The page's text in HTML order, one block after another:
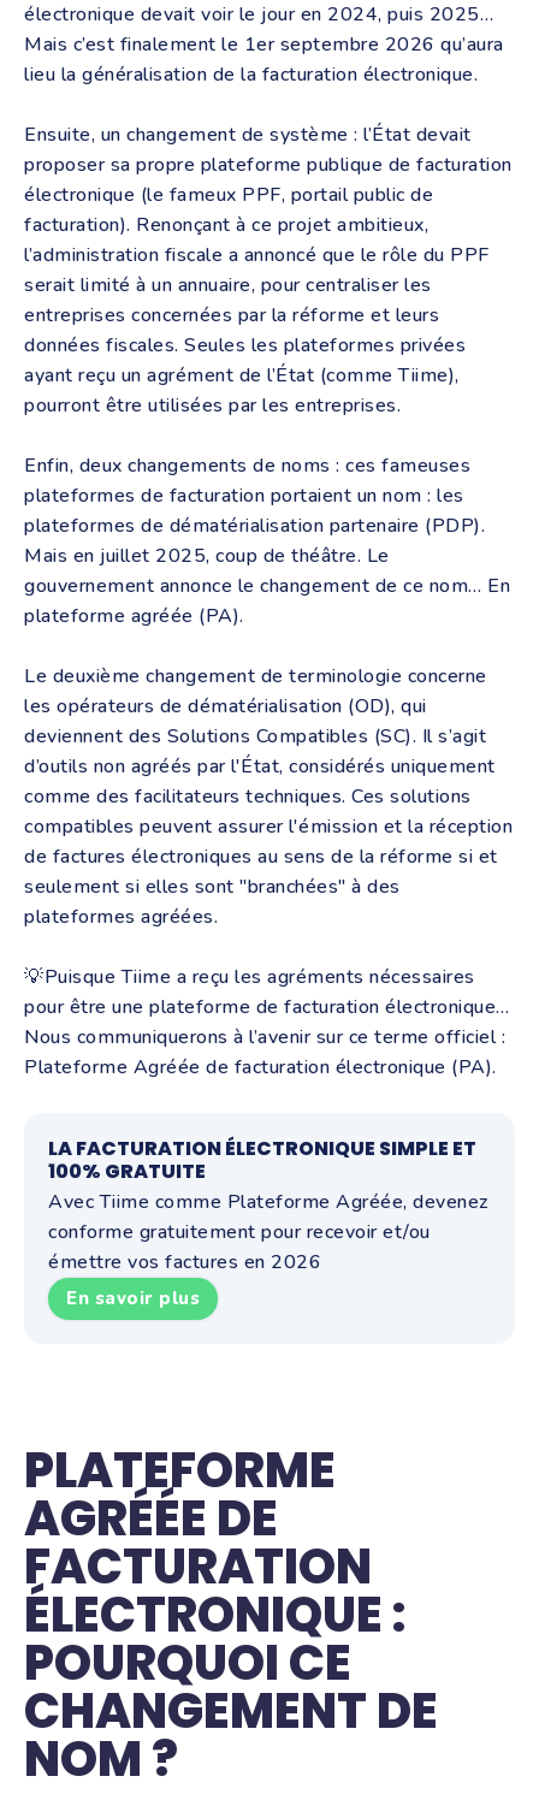
électronique devait voir le jour en 2024, puis 2025…
Mais c’est finalement le 1er septembre 2026 qu’aura
lieu la généralisation de la facturation électronique.
Ensuite, un changement de système : l’État devait
proposer sa propre plateforme publique de facturation
électronique (le fameux PPF, portail public de
facturation). Renonçant à ce projet ambitieux,
l’administration fiscale a annoncé que le rôle du PPF
serait limité à un annuaire, pour centraliser les
entreprises concernées par la réforme et leurs
données fiscales. Seules les plateformes privées
ayant reçu un agrément de l’État (comme Tiime),
pourront être utilisées par les entreprises.
Enfin, deux changements de noms : ces fameuses
plateformes de facturation portaient un nom : les
plateformes de dématérialisation partenaire (PDP).
Mais en juillet 2025, coup de théâtre. Le
gouvernement annonce le changement de ce nom… En
plateforme agréée (PA).
Le deuxième changement de terminologie concerne
les opérateurs de dématérialisation (OD), qui
deviennent des Solutions Compatibles (SC). Il s’agit
d’outils non agréés par l'État, considérés uniquement
comme des facilitateurs techniques. Ces solutions
compatibles peuvent assurer l'émission et la réception
de factures électroniques au sens de la réforme si et
seulement si elles sont "branchées" à des
plateformes agréées.
💡Puisque Tiime a reçu les agréments nécessaires
pour être une plateforme de facturation électronique…
Nous communiquerons à l’avenir sur ce terme officiel :
Plateforme Agréée de facturation électronique (PA).
LA FACTURATION ÉLECTRONIQUE SIMPLE ET
100% GRATUITE
Avec Tiime comme Plateforme Agréée, devenez
conforme gratuitement pour recevoir et/ou
émettre vos factures en 2026
En savoir plus
PLATEFORME
AGRÉÉE DE
FACTURATION
ÉLECTRONIQUE :
POURQUOI CE
CHANGEMENT DE
NOM ?